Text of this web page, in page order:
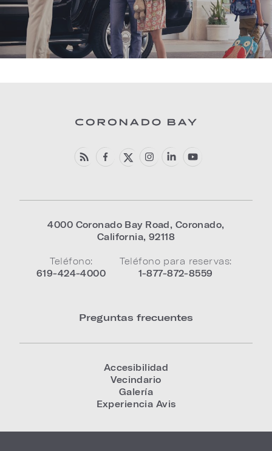
MÁS
4000 Coronado Bay Road, Coronado,
California,92118
Teléfono:
619-424-4000
Teléfono para reservas:
1-877-872-8559
Preguntas frecuentes
Accesibilidad
Vecindario
Galería
Experiencia Avis